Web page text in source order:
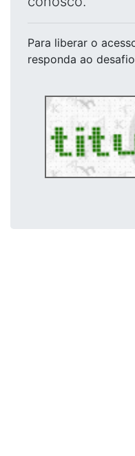
Para liberar o
responda ao